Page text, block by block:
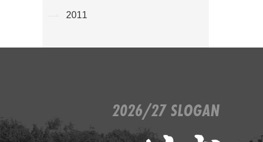
2011
2026/27 SLOGAN